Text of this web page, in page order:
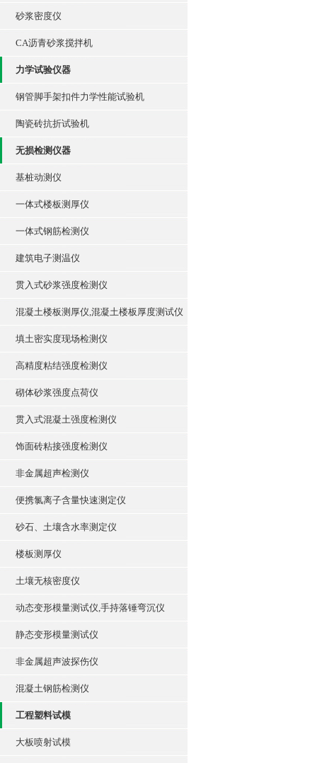
砂浆密度仪
CA沥青砂浆搅拌机
力学试验仪器
钢管脚手架扣件力学性能试验机
陶瓷砖抗折试验机
无损检测仪器
基桩动测仪
一体式楼板测厚仪
一体式钢筋检测仪
建筑电子测温仪
贯入式砂浆强度检测仪
混凝土楼板测厚仪,混凝土楼板厚度测试仪
填土密实度现场检测仪
高精度粘结强度检测仪
砌体砂浆强度点荷仪
贯入式混凝土强度检测仪
饰面砖粘接强度检测仪
非金属超声检测仪
便携氯离子含量快速测定仪
砂石、土壤含水率测定仪
楼板测厚仪
土壤无核密度仪
动态变形模量测试仪,手持落锤弯沉仪
静态变形模量测试仪
非金属超声波探伤仪
混凝土钢筋检测仪
工程塑料试模
大板喷射试模